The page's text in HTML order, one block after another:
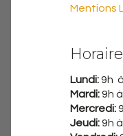
Mentions
Lundi:9h
Mardi:9h
Mercredi:
Jeudi:9h